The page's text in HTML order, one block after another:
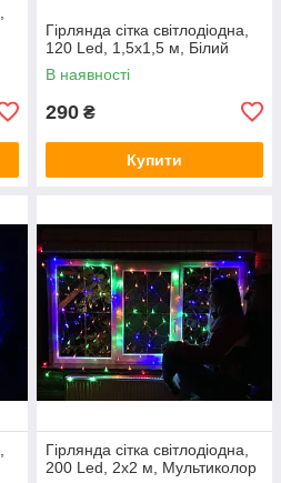
Гірлянда сітка світлодіодна,
120 Led, 1,5x1,5 м, Білий
В наявності
290 ₴
Купити
Гірлянда сітка світлодіодна,
200 Led, 2x2 м, Мультиколор